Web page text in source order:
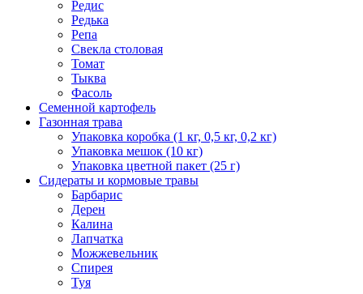
Редис
Редька
Репа
Свекла столовая
Томат
Тыква
Фасоль
Семенной картофель
Газонная трава
Упаковка коробка (1 кг, 0,5 кг, 0,2 кг)
Упаковка мешок (10 кг)
Упаковка цветной пакет (25 г)
Сидераты и кормовые травы
Барбарис
Дерен
Калина
Лапчатка
Можжевельник
Спирея
Туя